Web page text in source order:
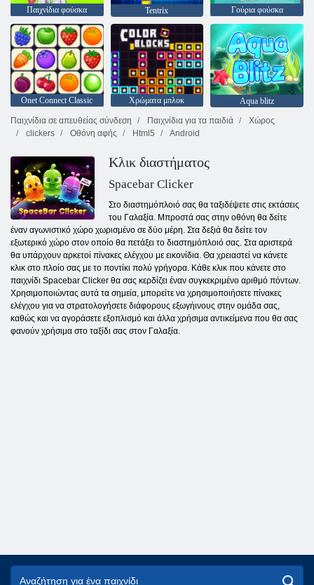
Παιχνίδια φούσκα Tentrix Γούρια φούσκα
Onet Connect Classic Χρώματα μπλοκ
Aqua blitz
Παιχνίδια σε απευθείας σύνδεση
Παιχνίδια για τα παιδιά
Χώρος
clickers
Οθόνη αφής Html5 Android
Κλικ διαστήματος
Spacebar Clicker
Στο διαστημόπλοιό σας θα ταξιδέψετε στις εκτάσεις
του Γαλαξία. Μπροστά σας στην οθόνη θα δείτε
έναν αγωνιστικό χώρο χωρισμένο σε δύο μέρη. Στα δεξιά θα δείτε τον
εξωτερικό χώρο στον οποίο θα πετάξει το διαστημόπλοιό σας. Στα αριστερά
θα υπάρχουν αρκετοί πίνακες ελέγχου με εικονίδια. Θα χρειαστεί να κάνετε
κλικ στο πλοίο σας με το ποντίκι πολύ γρήγορα. Κάθε κλικ που κάνετε στο
παιχνίδι Spacebar Clicker θα σας κερδίζει έναν συγκεκριμένο αριθμό πόντων.
Χρησιμοποιώντας αυτά τα σημεία, μπορείτε να χρησιμοποιήσετε πίνακες
ελέγχου για να στρατολογήσετε διάφορους εξωγήινους στην ομάδα σας,
καθώς και να αγοράσετε εξοπλισμό και άλλα χρήσιμα αντικείμενα που θα σας
φανούν χρήσιμα στο ταξίδι σας στον Γαλαξία.